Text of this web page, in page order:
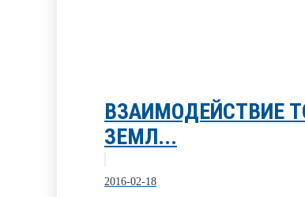
ВЗАИМОДЕЙСТВИЕ
ЗЕМЛ...
2016-02-18